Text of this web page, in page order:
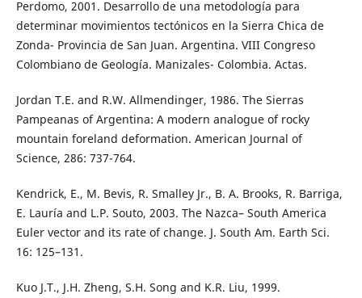
Perdomo, 2001. Desarrollo de una metodología para
determinar movimientos tectónicos en la Sierra Chica de
Zonda- Provincia de San Juan. Argentina. VIII Congreso
Colombiano de Geología. Manizales- Colombia. Actas.
Jordan T.E. and R.W. Allmendinger, 1986. The Sierras
Pampeanas of Argentina: A modern analogue of rocky
mountain foreland deformation. American Journal of
Science, 286: 737-764.
Kendrick, E., M. Bevis, R. Smalley Jr., B. A. Brooks, R. Barriga,
E. Lauría and L.P. Souto, 2003. The Nazca– South America
Euler vector and its rate of change. J. South Am. Earth Sci.
16: 125–131.
Kuo J.T., J.H. Zheng, S.H. Song and K.R. Liu, 1999.